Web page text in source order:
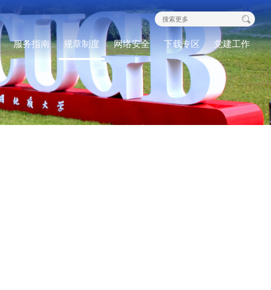
服务指南 规章制度 网络安全 下载专区 党建工作